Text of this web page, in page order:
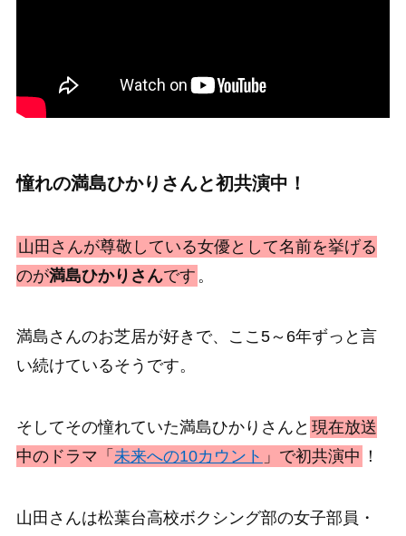
憧れの満島ひかりさんと初共演中！
山田さんが尊敬している女優として名前を挙げる
のが満島ひかりさんです 。
満島さんのお芝居が好きで、ここ5～6年ずっと言
い続けているそうです。
そしてその憧れていた満島ひかりさんと 現在放送
中のドラマ「 未来への10カウント 」で初共演中 ！
山田さんは松葉台高校ボクシング部の女子部員・